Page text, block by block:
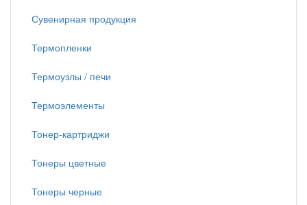
Сувенирная продукция
Термопленки
Термоузлы / печи
Термоэлементы
Тонер-картриджи
Тонеры цветные
Тонеры черные